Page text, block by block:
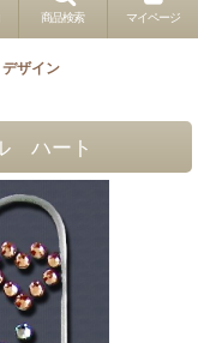
商品検索 マイページ
ザイン
ハート